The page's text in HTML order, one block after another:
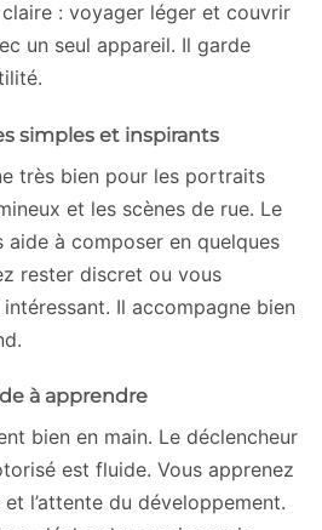
: voyager léger et couvrir
un seul appareil. Il garde
simples et inspirants
très bien pour les portraits
et les scènes de rue. Le
à composer en quelques
rester discret ou vous
Il accompagne bien
à apprendre
bien en main. Le déclencheur
est fluide. Vous apprenez
l’attente du développement.